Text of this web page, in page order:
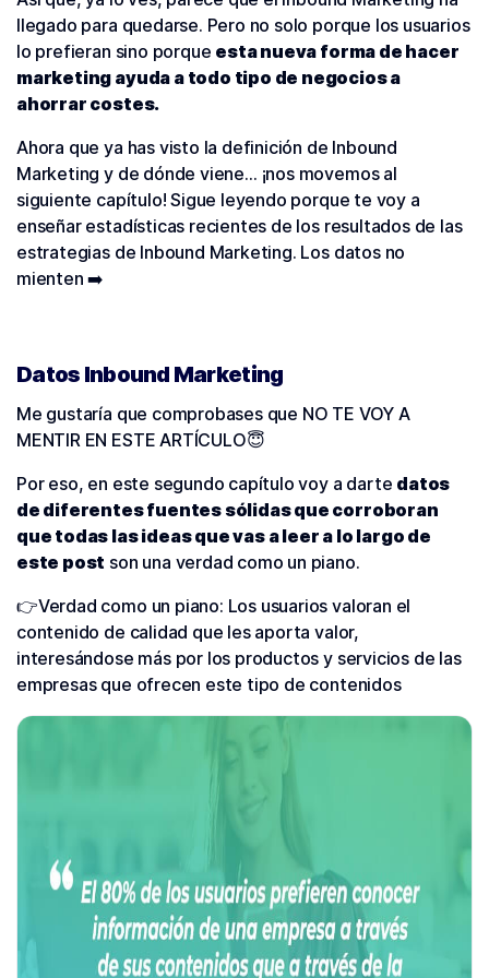
llegado para quedarse. Pero no solo porque los usuarios
lo prefieran sino porque esta nueva forma de hacer
marketing ayuda a todo tipo de negocios a
ahorrar costes.
Ahora que ya has visto la definición de Inbound
Marketing y de dónde viene… ¡nos movemos al
siguiente capítulo! Sigue leyendo porque te voy a
enseñar estadísticas recientes de los resultados de las
estrategias de Inbound Marketing. Los datos no
mienten ➡️
Datos Inbound Marketing
Me gustaría que comprobases que NO TE VOY A
MENTIR EN ESTE ARTÍCULO😇
Por eso, en este segundo capítulo voy a darte datos
de diferentes fuentes sólidas que corroboran
que todas las ideas que vas a leer a lo largo de
este post son una verdad como un piano.
👉Verdad como un piano: Los usuarios valoran el
contenido de calidad que les aporta valor,
interesándose más por los productos y servicios de las
empresas que ofrecen este tipo de contenidos